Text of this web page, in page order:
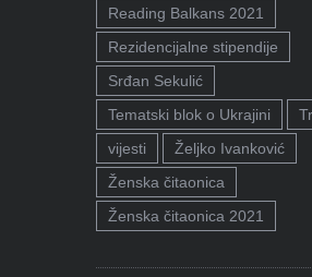
Reading Balkans 2021
Rezidencijalne stipendije
Srđan Sekulić
Tematski blok o Ukrajini
vijesti
Željko Ivanković
Ženska čitaonica
Ženska čitaonica 2021